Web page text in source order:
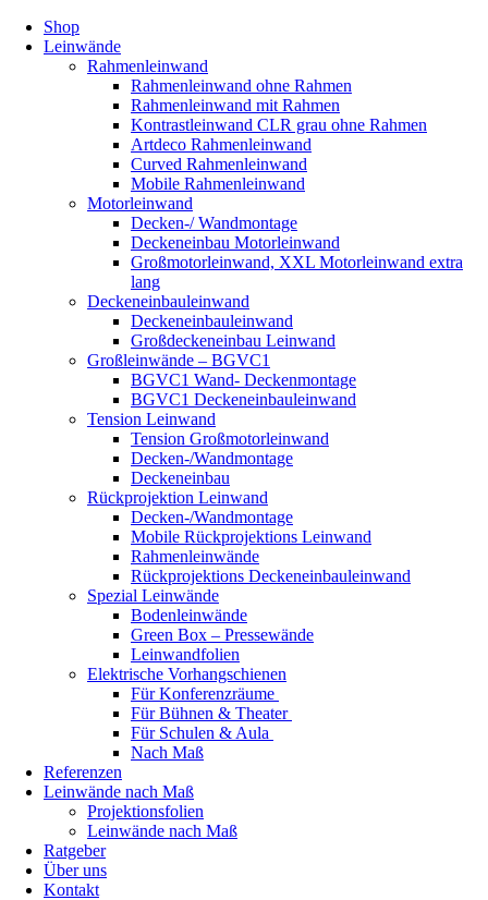
Shop
Leinwände
Rahmenleinwand
Rahmenleinwand ohne Rahmen
Rahmenleinwand mit Rahmen
Kontrastleinwand CLR grau ohne Rahmen
Artdeco Rahmenleinwand
Curved Rahmenleinwand
Mobile Rahmenleinwand
Motorleinwand
Decken-/ Wandmontage
Deckeneinbau Motorleinwand
Großmotorleinwand, XXL Motorleinwand extra
lang
Deckeneinbauleinwand
Deckeneinbauleinwand
Großdeckeneinbau Leinwand
Großleinwände – BGVC1
BGVC1 Wand- Deckenmontage
BGVC1 Deckeneinbauleinwand
Tension Leinwand
Tension Großmotorleinwand
Decken-/Wandmontage
Deckeneinbau
Rückprojektion Leinwand
Decken-/Wandmontage
Mobile Rückprojektions Leinwand
Rahmenleinwände
Rückprojektions Deckeneinbauleinwand
Spezial Leinwände
Bodenleinwände
Green Box – Pressewände
Leinwandfolien
Elektrische Vorhangschienen
Für Konferenzräume
Für Bühnen & Theater
Für Schulen & Aula
Nach Maß
Referenzen
Leinwände nach Maß
Projektionsfolien
Leinwände nach Maß
Ratgeber
Über uns
Kontakt